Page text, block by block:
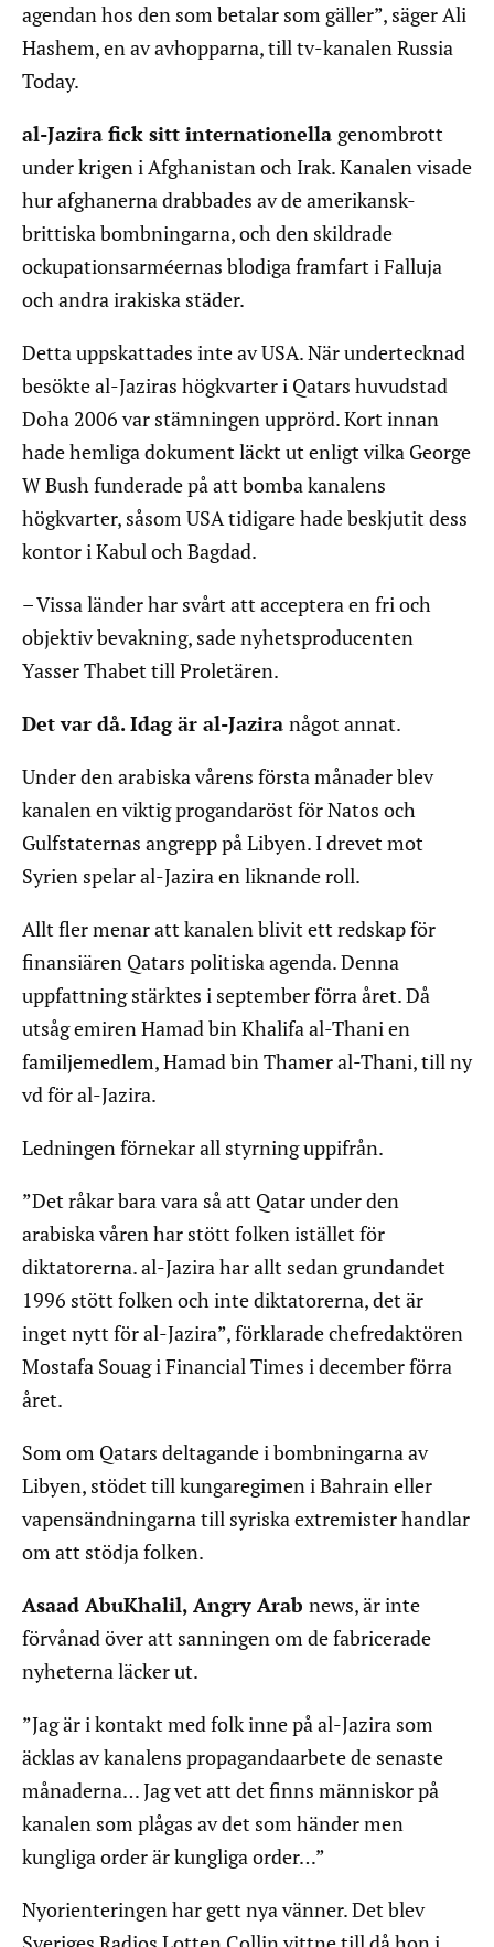
agendan hos den som betalar som gäller”, säger Ali
Hashem, en av avhopparna, till tv-kanalen Russia
Today.
al-Jazira fick sitt internationella genombrott
under krigen i Afghanistan och Irak. Kanalen visade
hur afghanerna drabbades av de amerikansk-
brittiska bombningarna, och den skildrade
ockupationsarméernas blodiga framfart i Falluja
och andra irakiska städer.
Detta uppskattades inte av USA. När undertecknad
besökte al-Jaziras högkvarter i Qatars huvudstad
Doha 2006 var stämningen upprörd. Kort innan
hade hemliga dokument läckt ut enligt vilka George
W Bush funderade på att bomba kanalens
högkvarter, såsom USA tidigare hade beskjutit dess
kontor i Kabul och Bagdad.
– Vissa länder har svårt att acceptera en fri och
objektiv bevakning, sade nyhetsproducenten
Yasser Thabet till Proletären.
Det var då. Idag är al-Jazira något annat.
Under den arabiska vårens första månader blev
kanalen en viktig progandaröst för Natos och
Gulfstaternas angrepp på Libyen. I drevet mot
Syrien spelar al-Jazira en liknande roll.
Allt fler menar att kanalen blivit ett redskap för
finansiären Qatars politiska agenda. Denna
uppfattning stärktes i september förra året. Då
utsåg emiren Hamad bin Khalifa al-Thani en
familjemedlem, Hamad bin Thamer al-Thani, till ny
vd för al-Jazira.
Ledningen förnekar all styrning uppifrån.
”Det råkar bara vara så att Qatar under den
arabiska våren har stött folken istället för
diktatorerna. al-Jazira har allt sedan grundandet
1996 stött folken och inte diktatorerna, det är
inget nytt för al-Jazira”, förklarade chefredaktören
Mostafa Souag i Financial Times i december förra
året.
Som om Qatars deltagande i bombningarna av
Libyen, stödet till kungaregimen i Bahrain eller
vapensändningarna till syriska extremister handlar
om att stödja folken.
Asaad AbuKhalil, Angry Arab news, är inte
förvånad över att sanningen om de fabricerade
nyheterna läcker ut.
”Jag är i kontakt med folk inne på al-Jazira som
äcklas av kanalens propagandaarbete de senaste
månaderna… Jag vet att det finns människor på
kanalen som plågas av det som händer men
kungliga order är kungliga order…”
Nyorienteringen har gett nya vänner. Det blev